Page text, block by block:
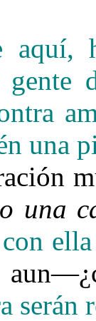
aquí,
una
una
aun—¿
serán